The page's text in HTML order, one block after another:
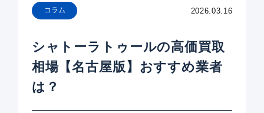
2026.03.16
コラム
シャトーラトゥールの高価買取
相場【名古屋版】おすすめ業者
は？